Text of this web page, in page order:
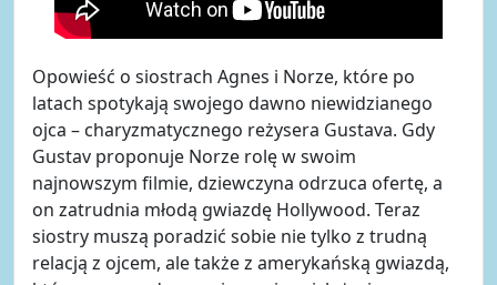
Opowieść o siostrach Agnes i Norze, które po
latach spotykają swojego dawno niewidzianego
ojca – charyzmatycznego reżysera Gustava. Gdy
Gustav proponuje Norze rolę w swoim
najnowszym filmie, dziewczyna odrzuca ofertę, a
on zatrudnia młodą gwiazdę Hollywood. Teraz
siostry muszą poradzić sobie nie tylko z trudną
relacją z ojcem, ale także z amerykańską gwiazdą,